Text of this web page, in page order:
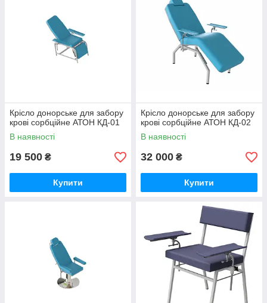
Крісло донорське для забору
крові сорбційне АТОН КД-01
В наявності
19 500 ₴
Купити
Крісло донорське для забору
крові сорбційне АТОН КД-02
В наявності
32 000 ₴
Купити